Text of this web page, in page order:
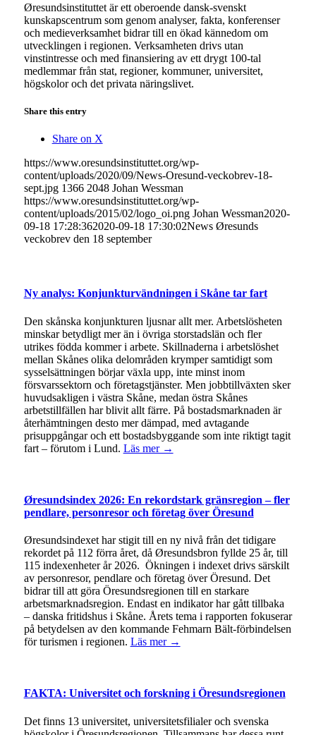
Øresundsinstituttet är ett oberoende dansk-svenskt
kunskapscentrum som genom analyser, fakta, konferenser
och medieverksamhet bidrar till en ökad kännedom om
utvecklingen i regionen. Verksamheten drivs utan
vinstintresse och med finansiering av ett drygt 100-tal
medlemmar från stat, regioner, kommuner, universitet,
högskolor och det privata näringslivet.
Share this entry
Share on X
https://www.oresundsinstituttet.org/wp-
content/uploads/2020/09/News-Oresund-veckobrev-18-
sept.jpg 1366 2048 Johan Wessman
https://www.oresundsinstituttet.org/wp-
content/uploads/2015/02/logo_oi.png Johan Wessman2020-
09-18 17:28:362020-09-18 17:30:02News Øresunds
veckobrev den 18 september
Ny analys: Konjunkturvändningen i Skåne tar fart
Den skånska konjunkturen ljusnar allt mer. Arbetslösheten
minskar betydligt mer än i övriga storstadslän och fler
utrikes födda kommer i arbete. Skillnaderna i arbetslöshet
mellan Skånes olika delområden krymper samtidigt som
sysselsättningen börjar växla upp, inte minst inom
försvarssektorn och företagstjänster. Men jobbtillväxten sker
huvudsakligen i västra Skåne, medan östra Skånes
arbetstillfällen har blivit allt färre. På bostadsmarknaden är
återhämtningen desto mer dämpad, med avtagande
prisuppgångar och ett bostadsbyggande som inte riktigt tagit
fart – förutom i Lund. Läs mer →
Øresundsindex 2026: En rekordstark gränsregion – fler
pendlare, personresor och företag över Öresund
Øresundsindexet har stigit till en ny nivå från det tidigare
rekordet på 112 förra året, då Øresundsbron fyllde 25 år, till
115 indexenheter år 2026. Ökningen i indexet drivs särskilt
av personresor, pendlare och företag över Öresund. Det
bidrar till att göra Öresundsregionen till en starkare
arbetsmarknadsregion. Endast en indikator har gått tillbaka
– danska fritidshus i Skåne. Årets tema i rapporten fokuserar
på betydelsen av den kommande Fehmarn Bält-förbindelsen
för turismen i regionen. Läs mer →
FAKTA: Universitet och forskning i Öresundsregionen
Det finns 13 universitet, universitetsfilialer och svenska